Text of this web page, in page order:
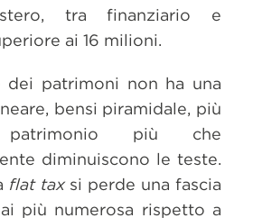
tra finanziario e
ai 16 milioni.
dei patrimoni non ha una
bensi piramidale, più
più che
diminuiscono le teste.
flat taxsi perde una fascia
più numerosa rispetto a